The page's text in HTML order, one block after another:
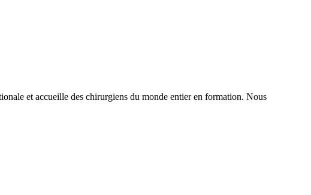
et accueille des chirurgiens du monde entier en formation. Nous